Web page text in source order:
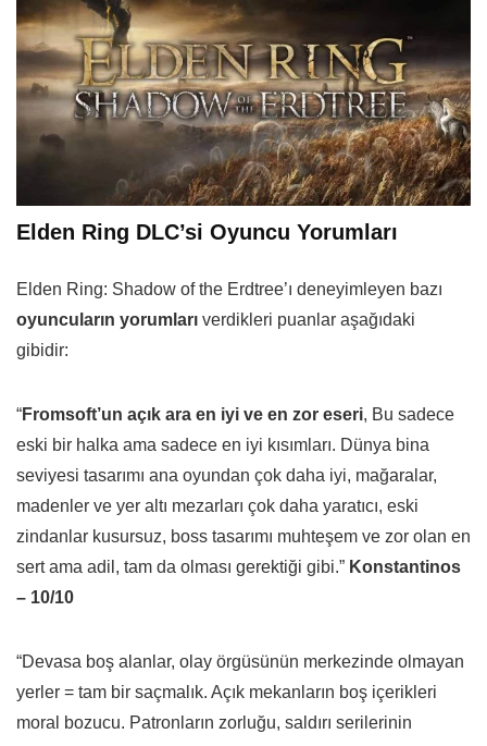
Elden Ring DLC’si Oyuncu Yorumları
Elden Ring: Shadow of the Erdtree’ı deneyimleyen bazı
oyuncuların yorumları verdikleri puanlar aşağıdaki
gibidir:
“Fromsoft’un açık ara en iyi ve en zor eseri, Bu sadece
eski bir halka ama sadece en iyi kısımları. Dünya bina
seviyesi tasarımı ana oyundan çok daha iyi, mağaralar,
madenler ve yer altı mezarları çok daha yaratıcı, eski
zindanlar kusursuz, boss tasarımı muhteşem ve zor olan en
sert ama adil, tam da olması gerektiği gibi.” Konstantinos
– 10/10
“Devasa boş alanlar, olay örgüsünün merkezinde olmayan
yerler = tam bir saçmalık. Açık mekanların boş içerikleri
moral bozucu. Patronların zorluğu, saldırı serilerinin